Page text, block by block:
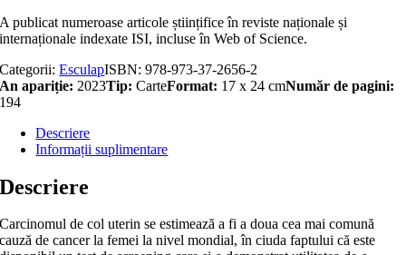
A publicat numeroase articole științifice în reviste naționale și
internaționale indexate ISI, incluse în Web of Science.
Categorii:EsculapISBN:978-973-37-2656-2
An apariție: 2023Tip: CarteFormat: 17 x 24 cmNumăr de pagini:
194
Descriere
Informații suplimentare
Descriere
Carcinomul de col uterin se estimează a fi a doua cea mai comună
cauză de cancer la femei la nivel mondial, în ciuda faptului că este